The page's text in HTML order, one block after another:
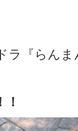
ラ『らん